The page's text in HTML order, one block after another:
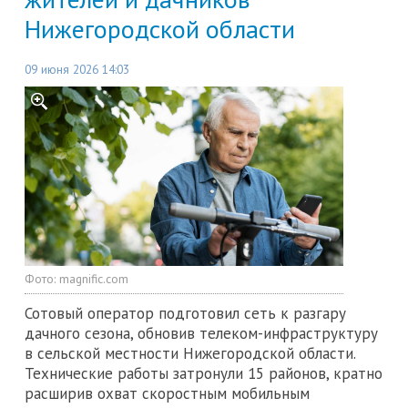
Нижегородской области
09 июня 2026 14:03
Фото: magnific.com
Сотовый оператор подготовил сеть к разгару
дачного сезона, обновив телеком-инфраструктуру
в сельской местности Нижегородской области.
Технические работы затронули 15 районов, кратно
расширив охват скоростным мобильным